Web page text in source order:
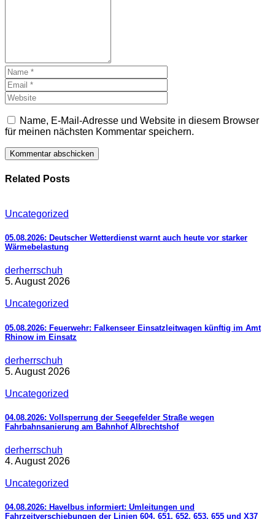
Name, E-Mail-Adresse und Website in diesem Browser
für meinen nächsten Kommentar speichern.
Related Posts
Uncategorized
05.08.2026: Deutscher Wetterdienst warnt auch heute vor starker
Wärmebelastung
derherrschuh
5. August 2026
Uncategorized
05.08.2026: Feuerwehr: Falkenseer Einsatzleitwagen künftig im Amt
Rhinow im Einsatz
derherrschuh
5. August 2026
Uncategorized
04.08.2026: Vollsperrung der Seegefelder Straße wegen
Fahrbahnsanierung am Bahnhof Albrechtshof
derherrschuh
4. August 2026
Uncategorized
04.08.2026: Havelbus informiert: Umleitungen und
Fahrzeitverschiebungen der Linien 604, 651, 652, 653, 655 und X37